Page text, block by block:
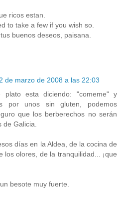
ricos estan.
to take a few if you wish so.
buenos deseos, paisana.
de marzo de 2008 a las 22:03
plato esta diciendo: "comeme" y
por unos sin gluten, podemos
que los berberechos no serán
Galicia.
días en la Aldea, de la cocina de
los olores, de la tranquilidad... ¡que
besote muy fuerte.